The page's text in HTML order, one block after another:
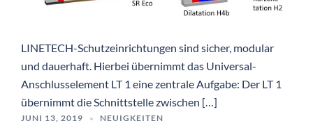
LINETECH-Schutzeinrichtungen sind sicher, modular
und dauerhaft. Hierbei übernimmt das Universal-
Anschlusselement LT 1 eine zentrale Aufgabe: Der LT 1
übernimmt die Schnittstelle zwischen […]
JUNI 13, 2019 NEUIGKEITEN